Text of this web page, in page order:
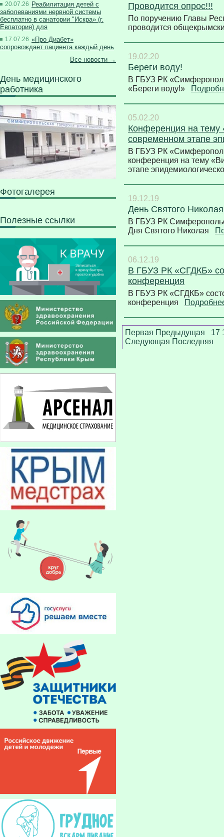
20.07.26 Реабилитация детей с
заболеваниями нервной системы
бесплатно в санатории "Искра» (г.
Евпатория) для
17.07.26 «Про Диабет»
сопровождает пациента каждый день
Все новости →
День медицинского
работника
Фотогалерея
Полезные ссылки
Проводится опрос!!!
По поручению Главы
проводится
19.02.20
Береги воду!
В ГБУЗ РК
«Береги воду!»
05.02.20
Конференция на тему
современном этапе
В ГБУЗ РК
конференция на тему
этапе
19.12.19
День Святого Николая
В ГБУЗ РК
Дня Святого Николая
06.12.19
В ГБУЗ РК «СГДКБ»
конференция
В ГБУЗ РК «СГДКБ»
конференция
Первая Предыдущая 17
Следующая Последняя